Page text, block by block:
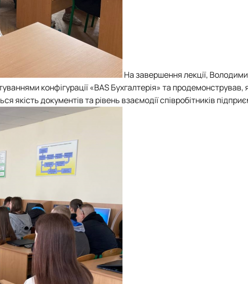
На завершення лекції,
конфігурації «BAS Бухгалтерія» та продемонстрував,
якість документів та рівень взаємодії співробітників